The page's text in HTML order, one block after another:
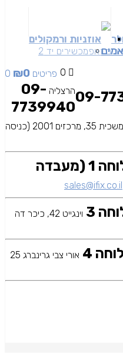
אוזניות ורמקולים
זאפמכשירים יד 2
0 0 פריטים ₪0
הרצליה 09-
7739940
משכית 35, מרכזים 2001 (כניסה
09-7739940 שלוחה 1 (מעבדה
sales@ifix.co.il
וינגייט 42, כיכר דה
אורי צבי גרינברג 25